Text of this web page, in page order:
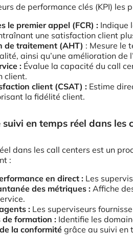
de performance clés (KPI) les
le premier appel (FCR) : Indique
une satisfaction client
de traitement (AHT) : Mesure le
ainsi qu’une amélioration de
: Évalue la capacité du call
client.
client (CSAT) : Estime
la fidélité client.
suivi en temps réel dans les
dans les call centers est un
:
en direct : Les
des métriques : Affiche
: Les superviseurs
formation : Identifie les
la conformité grâce au suivi en